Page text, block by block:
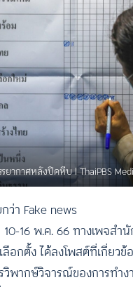
ยากาศหลังปิดหีบ l ThaiPBS
ว่า Fake news
16 พ.ค. 66 ทางเพจสำ
ลือกตั้ง ได้ลงโพสต์ที่เกี่ยวข้
วิพากษ์วิจารณ์ของการทำ